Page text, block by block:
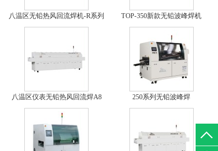
八温区无铅热风回流焊机-R系列 TOP-350新款无铅波峰焊机
八温区仪表无铅热风回流焊A8 250系列无铅波峰焊